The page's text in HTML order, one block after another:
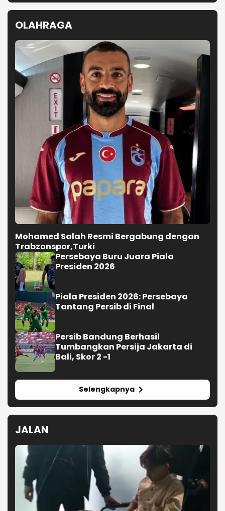
OLAHRAGA
Mohamed Salah Resmi Bergabung dengan
Trabzonspor,Turki
Persebaya Buru Juara Piala
Presiden 2026
Piala Presiden 2026: Persebaya
Tantang Persib di Final
Persib Bandung Berhasil
Tumbangkan Persija Jakarta di
Bali, Skor 2 -1
Selengkapnya
JALAN